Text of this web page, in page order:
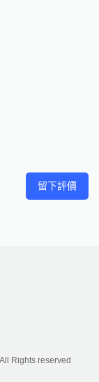
留下評價
Rights reserved